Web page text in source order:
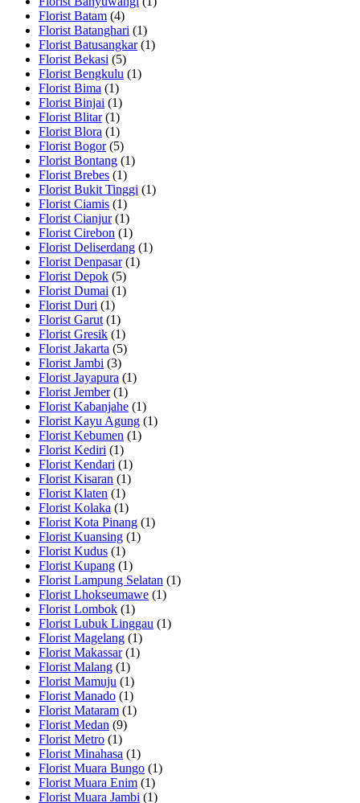
Florist Batam (4)
Florist Batanghari (1)
Florist Batusangkar(1)
Florist Bekasi (5)
Florist Bengkulu (1)
Florist Bima (1)
Florist Binjai (1)
Florist Blitar(1)
Florist Blora (1)
Florist Bogor(5)
Florist Bontang (1)
Florist Brebes (1)
Florist Bukit Tinggi (1)
Florist Ciamis (1)
Florist Cianjur(1)
Florist Cirebon (1)
Florist Deliserdang (1)
Florist Denpasar(1)
Florist Depok (5)
Florist Dumai (1)
Florist Duri (1)
Florist Garut (1)
Florist Gresik (1)
Florist Jakarta (5)
Florist Jambi (3)
Florist Jayapura (1)
Florist Jember(1)
Florist Kabanjahe (1)
Florist Kayu Agung (1)
Florist Kebumen (1)
Florist Kediri (1)
Florist Kendari (1)
Florist Kisaran (1)
Florist Klaten (1)
Florist Kolaka (1)
Florist Kota Pinang (1)
Florist Kuansing (1)
Florist Kudus (1)
Florist Kupang (1)
Florist Lampung Selatan (1)
Florist Lhokseumawe (1)
Florist Lombok (1)
Florist Lubuk Linggau (1)
Florist Magelang (1)
Florist Makassar(1)
Florist Malang (1)
Florist Mamuju (1)
Florist Manado (1)
Florist Mataram (1)
Florist Medan (9)
Florist Metro (1)
Florist Minahasa (1)
Florist Muara Bungo (1)
Florist Muara Enim (1)
Florist Muara Jambi (1)